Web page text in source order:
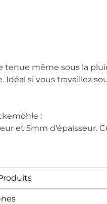
même sous la
si vous travaillez
:
et 5mm d'épaisseur.